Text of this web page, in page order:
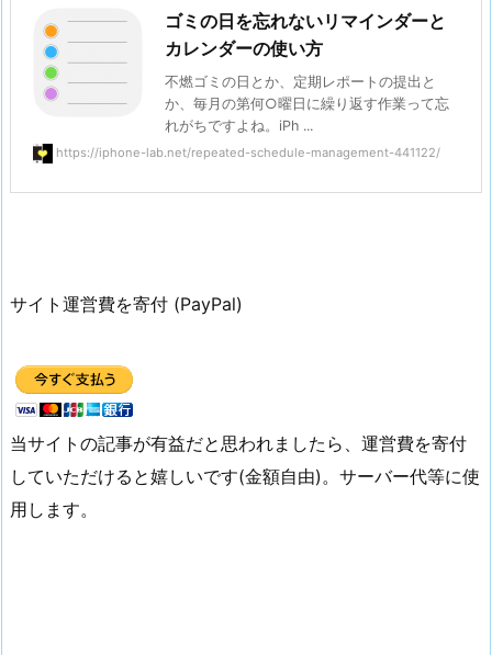
ゴミの日を忘れないリマインダーと
カレンダーの使い方
不燃ゴミの日とか、定期レポートの提出と
か、毎月の第何○曜日に繰り返す作業って忘
れがちですよね。iPh ...
https://iphone-lab.net/repeated-schedule-management-441122/
サイト運営費を寄付 (PayPal)
当サイトの記事が有益だと思われましたら、運営費を寄付
していただけると嬉しいです(金額自由)。サーバー代等に使
用します。